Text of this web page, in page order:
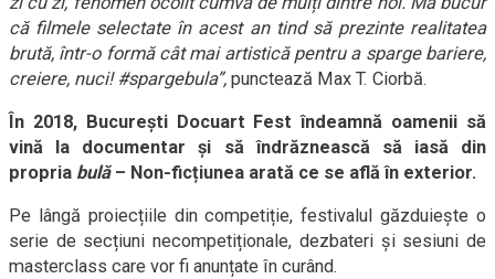
că filmele selectate în acest an tind să prezinte realitatea
brută, într-o formă cât mai artistică pentru a sparge bariere,
creiere, nuci! #spargebula”, punctează Max T. Ciorbă.
În 2018, București Docuart Fest îndeamnă oamenii să
vină la documentar și să îndrăznească să iasă din
propria bulă– Non-ficțiunea arată ce se află în exterior.
Pe lângă proiecțiile din competiție, festivalul găzduiește o
serie de secțiuni necompetiționale, dezbateri și sesiuni de
masterclass care vor fi anunțate în curând.